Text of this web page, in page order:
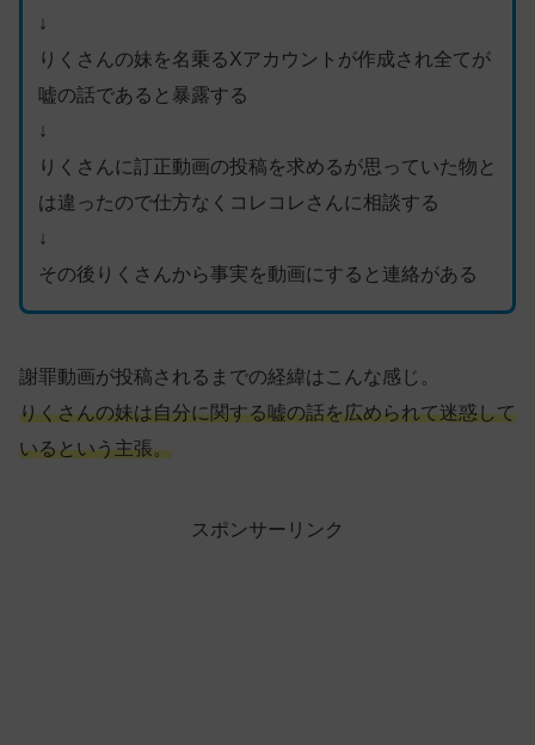
↓
りくさんの妹を名乗るXアカウントが作成され全てが
嘘の話であると暴露する
↓
りくさんに訂正動画の投稿を求めるが思っていた物と
は違ったので仕方なくコレコレさんに相談する
↓
その後りくさんから事実を動画にすると連絡がある
謝罪動画が投稿されるまでの経緯はこんな感じ。
りくさんの妹は自分に関する嘘の話を広められて迷惑して
いるという主張。
スポンサーリンク